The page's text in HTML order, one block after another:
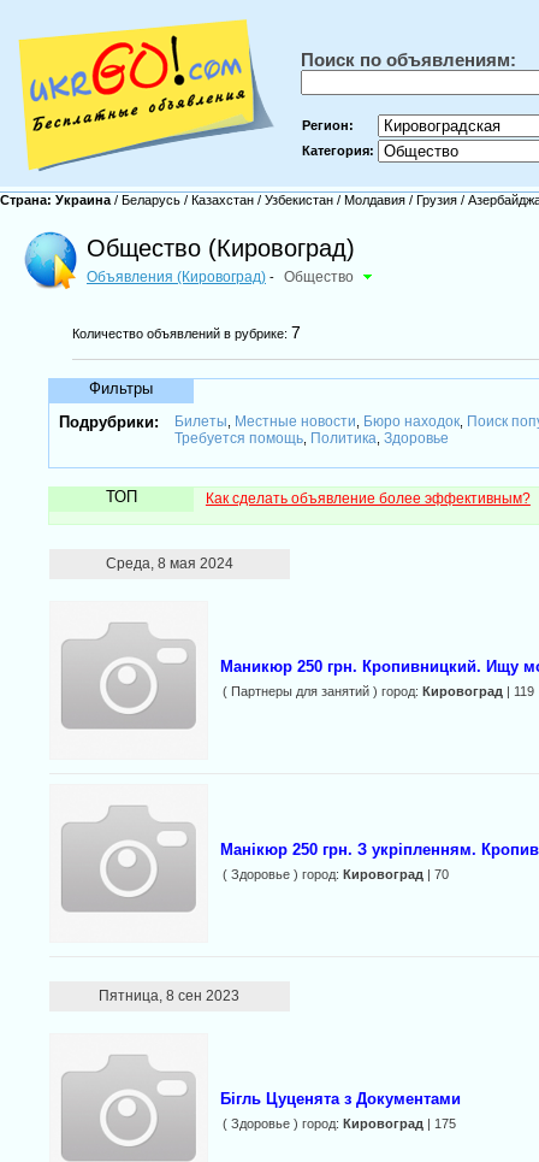
Поиск по объявлениям:
Регион:
Категория:
Страна: Украина / Беларусь / Казахстан / Узбекистан / Молдавия / Грузия /
Общество (Кировоград)
Объявления (Кировоград) - Общество
Количество объявлений в рубрике: 7
Фильтры
Подрубрики:
Билеты Местные новости Бюро находок,
Поиск
Требуется помощь, Политика Здоровье
ТОП Как сделать объявление более эффективным?
Среда, 8 мая 2024
Маникюр 250 грн. Кропивницкий. Ищу
( Партнеры для занятий ) город: Кировоград | 119
Манікюр 250 грн. З укріпленням.
( Здоровье ) город: Кировоград | 70
Пятница, 8 сен 2023
Бігль Цуценята з Документами
( Здоровье ) город: Кировоград | 175